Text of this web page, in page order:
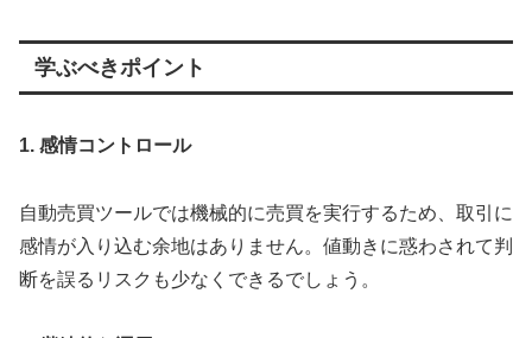
学ぶべきポイント
1. 感情コントロール
自動売買ツールでは機械的に売買を実行するため、取引に
感情が入り込む余地はありません。値動きに惑わされて判
断を誤るリスクも少なくできるでしょう。